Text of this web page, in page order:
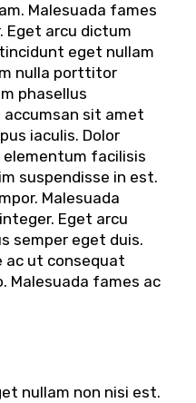
Malesuada fames
Eget arcu dictum
eget nullam
nulla porttitor
phasellus
sit amet
iaculis. Dolor
facilisis
suspendisse in est.
Malesuada
Eget arcu
semper eget duis.
ac ut consequat
Malesuada fames ac
nullam non nisi est.